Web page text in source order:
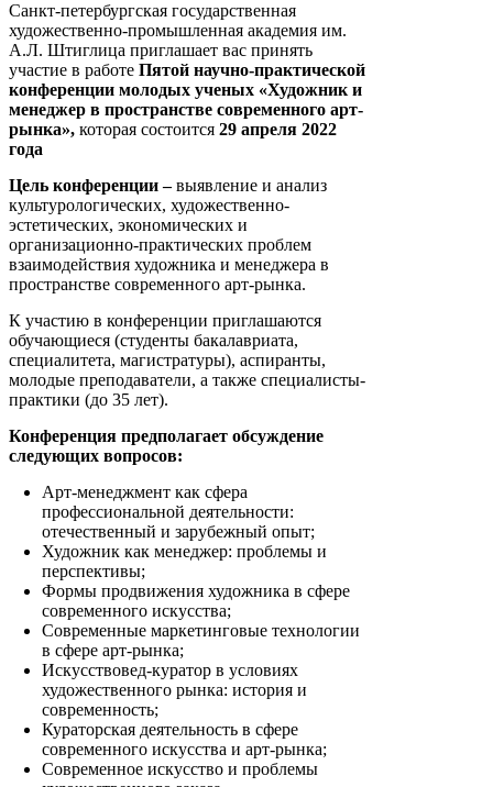
Санкт-петербургская государственная
художественно-промышленная академия им.
А.Л. Штиглица приглашает вас принять
участие в работе Пятой научно-практической
конференции молодых ученых «Художник и
менеджер в пространстве современного арт-
рынка», которая состоится 29 апреля 2022
года
Цель конференции –выявление и анализ
культурологических, художественно-
эстетических, экономических и
организационно-практических проблем
взаимодействия художника и менеджера в
пространстве современного арт-рынка.
К участию в конференции приглашаются
обучающиеся (студенты бакалавриата,
специалитета, магистратуры), аспиранты,
молодые преподаватели, а также специалисты-
практики (до 35 лет).
Конференция предполагает обсуждение
следующих вопросов:
Арт-менеджмент как сфера
профессиональной деятельности:
отечественный и зарубежный опыт;
Художник как менеджер: проблемы и
перспективы;
Формы продвижения художника в сфере
современного искусства;
Современные маркетинговые технологии
в сфере арт-рынка;
Искусствовед-куратор в условиях
художественного рынка: история и
современность;
Кураторская деятельность в сфере
современного искусства и арт-рынка;
Современное искусство и проблемы